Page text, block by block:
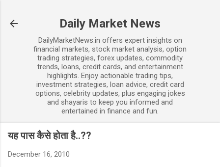
Daily Market News
DailyMarketNews.in offers expert insights on
financial markets, stock market analysis, option
trading strategies, forex updates, commodity
trends, loans, credit cards, and entertainment
highlights. Enjoy actionable trading tips,
investment strategies, loan advice, credit card
options, celebrity updates, plus engaging jokes
and shayaris to keep you informed and
entertained in finance and fun.
यह पास कैसे होता है..??
December 16, 2010